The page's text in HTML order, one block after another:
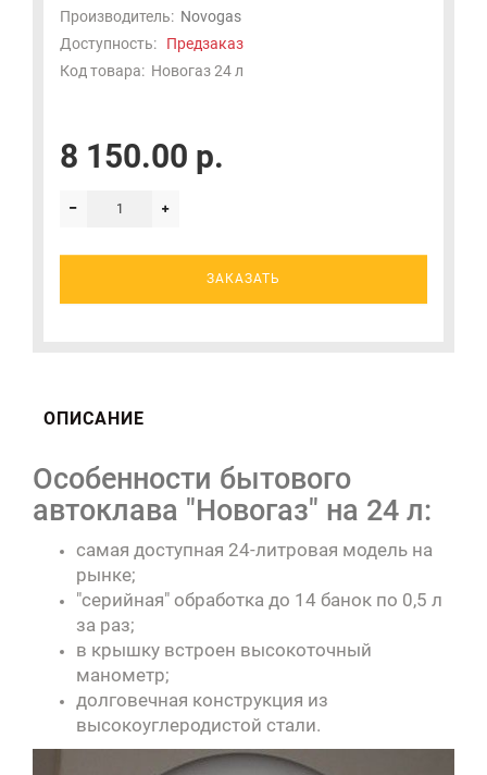
Производитель: Novogas
Доступность: Предзаказ
Код товара: Новогаз 24 л
8 150.00 р.
ЗАКАЗАТЬ
ОПИСАНИЕ
Особенности бытового
автоклава "Новогаз" на 24 л:
самая доступная 24-литровая модель на
рынке;
"серийная" обработка до 14 банок по 0,5 л
за раз;
в крышку встроен высокоточный
манометр;
долговечная конструкция из
высокоуглеродистой стали.